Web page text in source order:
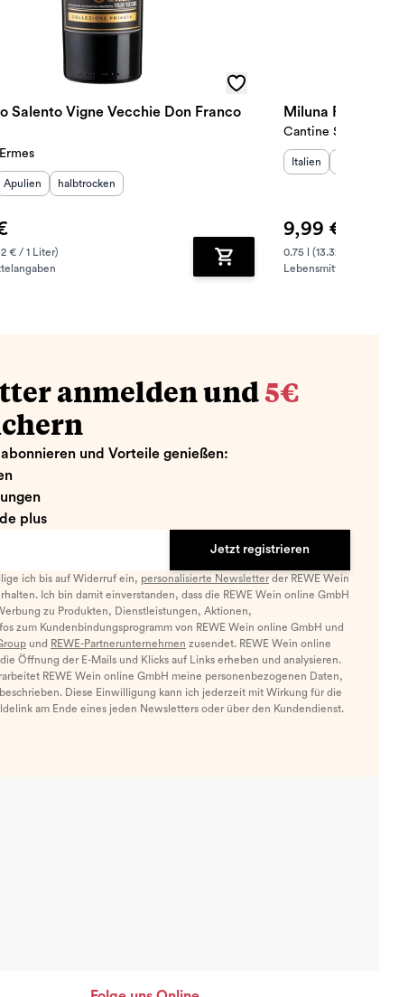
Salento Vigne Vecchie Don Franco
:
Herkunftsregion:
Apulien Geschmack:
halbtrocken
€ / 1 Liter)
Zum Warenkorb hinzufügen
Miluna Primitivo
Cantine San Marzano
Herkunftsland
Italien
9,99 €
0.75 l (13.32 € / 1 Liter)
Lebensmittelangaben
anmelden und 5€
und Vorteile genießen:
plus
Jetzt registrieren
ich bis auf Widerruf ein, personalisierte Newsletterder REWE Wein
Ich bin damit einverstanden, dass die REWE Wein online GmbH
zu Produkten, Dienstleistungen, Aktionen,
zum Kundenbindungsprogramm von REWE Wein online GmbH und
und REWE-Partnerunternehmen zusendet. REWE Wein online
Öffnung der E-Mails und Klicks auf Links erheben und analysieren.
REWE Wein online GmbH meine personenbezogenen Daten,
beschrieben. Diese Einwilligung kann ich jederzeit mit Wirkung für die
am Ende eines jeden Newsletters oder über den Kundendienst.